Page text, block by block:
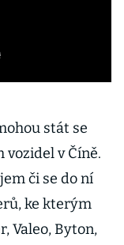
stát se
v Číně.
či se do ní
ke kterým
Valeo, Byton,